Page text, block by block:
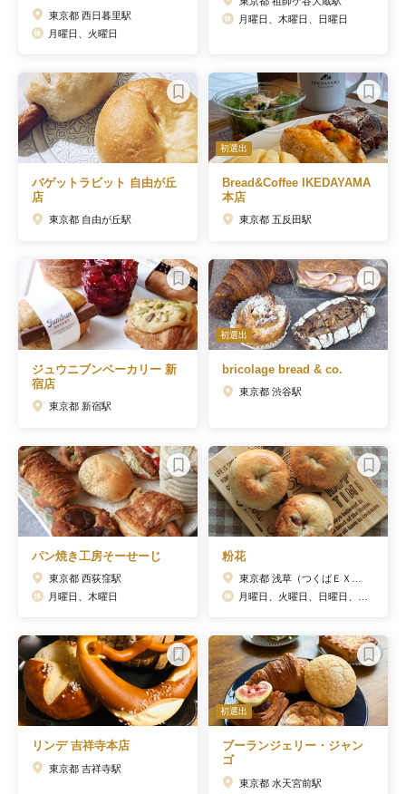
東京都 西日暮里駅
月曜日、火曜日
月曜日、木曜日、日曜日
バゲットラビット 自由が丘
店
東京都 自由が丘駅
初選出
Bread&Coffee IKEDAYAMA
本店
東京都 五反田駅
ジュウニブンベーカリー 新
宿店
東京都 新宿駅
初選出
bricolage bread & co.
東京都 渋谷駅
パン焼き工房そーせーじ
東京都 西荻窪駅
月曜日、木曜日
粉花
リンデ 吉祥寺本店
東京都 吉祥寺駅
初選出
ブーランジェリー・ジャン
ゴ
東京都 水天宮前駅